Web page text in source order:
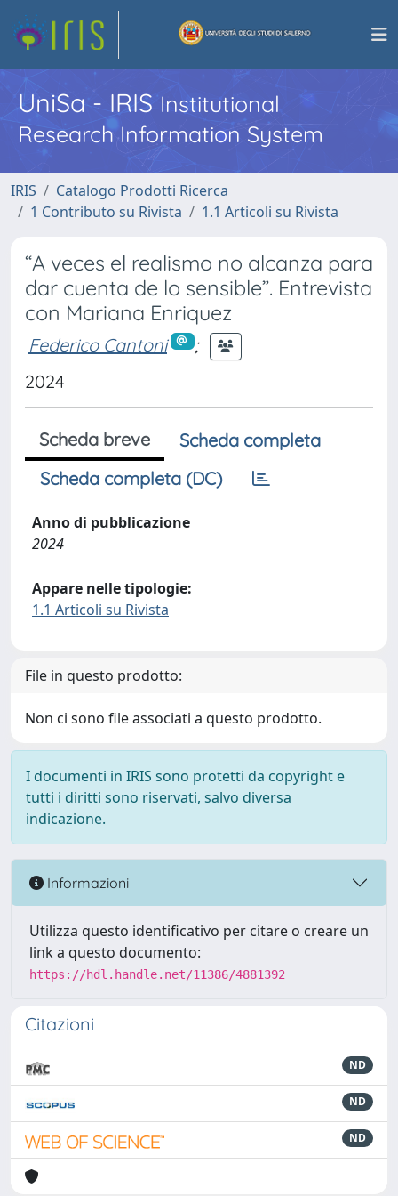
UniSa - IRISInstitutional
Research Information System
IRIS
Catalogo Prodotti Ricerca
1 Contributo su Rivista
1.1 Articoli su Rivista
“A veces el realismo no alcanza para
dar cuenta de lo sensible”. Entrevista
con Mariana Enriquez
Federico Cantoni
;
2024
Scheda breve
Scheda completa
Scheda completa (DC)
Anno di pubblicazione
2024
Appare nelle tipologie:
1.1 Articoli su Rivista
File in questo prodotto:
Non ci sono file associati a questo prodotto.
I documenti in IRIS sono protetti da copyright e
tutti i diritti sono riservati, salvo diversa
indicazione.
Informazioni
Utilizza questo identificativo per citare o creare un
link a questo documento:
https://hdl.handle.net/11386/4881392
Citazioni
ND
ND
ND